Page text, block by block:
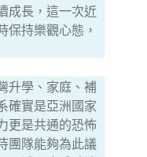
成長，這一次近
保持樂觀心態，
升學、家庭、補
確實是亞洲國家
更是共通的恐怖
團隊能夠為此議